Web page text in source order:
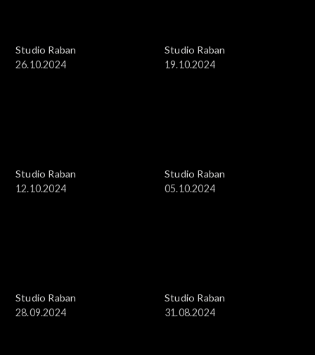
Studio Raban
26.10.2024
Studio Raban
19.10.2024
Studio Raban
12.10.2024
Studio Raban
05.10.2024
Studio Raban
28.09.2024
Studio Raban
31.08.2024